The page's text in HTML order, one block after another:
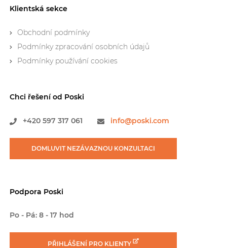
Klientská sekce
Obchodní podmínky
Podmínky zpracování osobních údajů
Podmínky používání cookies
Chci řešení od Poski
+420 597 317 061 info@poski.com
DOMLUVIT NEZÁVAZNOU KONZULTACI
Podpora Poski
Po - Pá: 8 - 17 hod
PŘIHLÁŠENÍ PRO KLIENTY